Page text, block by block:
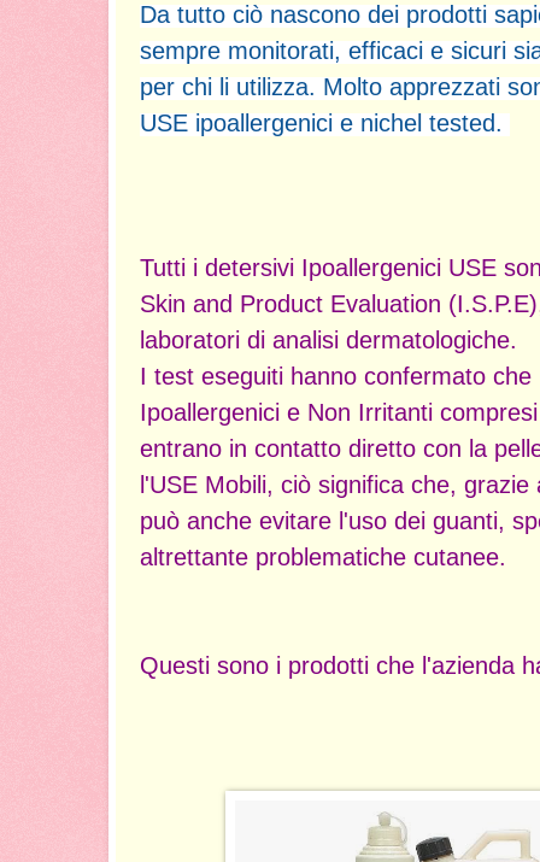
Da tutto ciò nascono dei prodotti
sempre monitorati, efficaci e sicuri
per chi li utilizza. Molto apprezzati
USE ipoallergenici e nichel tested.
Tutti i detersivi Ipoallergenici USE
Skin and Product Evaluation
laboratori di analisi dermatologiche.
I test eseguiti hanno confermato
Ipoallergenici e Non Irritanti
entrano in contatto diretto con la
l'USE Mobili, ciò significa che,
può anche evitare l'uso dei guanti,
altrettante problematiche cutanee.
Questi sono i prodotti che l'azienda